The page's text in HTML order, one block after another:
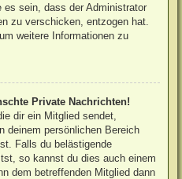
sein, dass der Administrator
zu verschicken, entzogen hat.
weitere Informationen zu
Private Nachrichten!
dir ein Mitglied sendet,
deinem persönlichen Bereich
Falls du belästigende
so kannst du dies auch einem
dem betreffenden Mitglied dann